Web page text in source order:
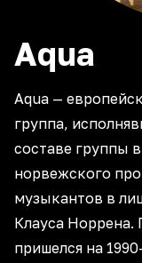
Aqua
Aqua —
группа,
составе группы
норвежского
музыкантов в
Клауса Норрена.
пришелся на